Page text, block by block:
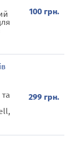
100 грн.
299 грн.